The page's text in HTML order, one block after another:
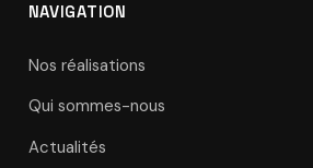
NAVIGATION
Nos réalisations
Qui sommes-nous
Actualités